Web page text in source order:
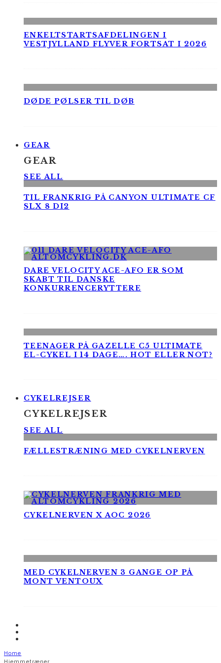
ENKELTSTARTSAFDELINGEN I
VESTJYLLAND FLYVER FORTSAT I 2026
DØDE PØLSER TIL DØB
GEAR
GEAR
SEE ALL
TIL FRANKRIG PÅ CANYON ULTIMATE CF
SLX 8 DI2
DARE VELOCITY ACE-AFO ER SOM
SKABT TIL DANSKE
KONKURRENCERYTTERE
TEENAGER PÅ GAZELLE C5 ULTIMATE
EL-CYKEL I 14 DAGE…. HOT ELLER NOT?
CYKELREJSER
CYKELREJSER
SEE ALL
FÆLLESTRÆNING MED CYKELNERVEN
CYKELNERVEN X AOC 2026
MED CYKELNERVEN 3 GANGE OP PÅ
MONT VENTOUX
Home
Hjemmetræner